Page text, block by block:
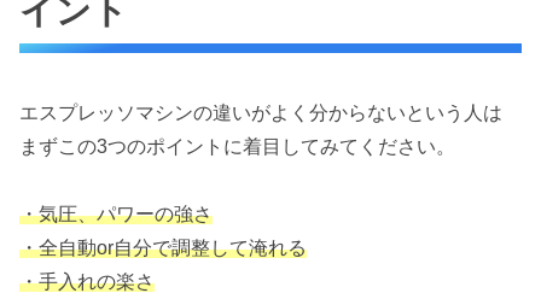
イント
エスプレッソマシンの違いがよく分からないという人は
まずこの3つのポイントに着目してみてください。
・気圧、パワーの強さ
・全自動or自分で調整して淹れる
・手入れの楽さ